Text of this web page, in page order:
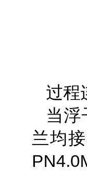
过程
当浮
兰均接